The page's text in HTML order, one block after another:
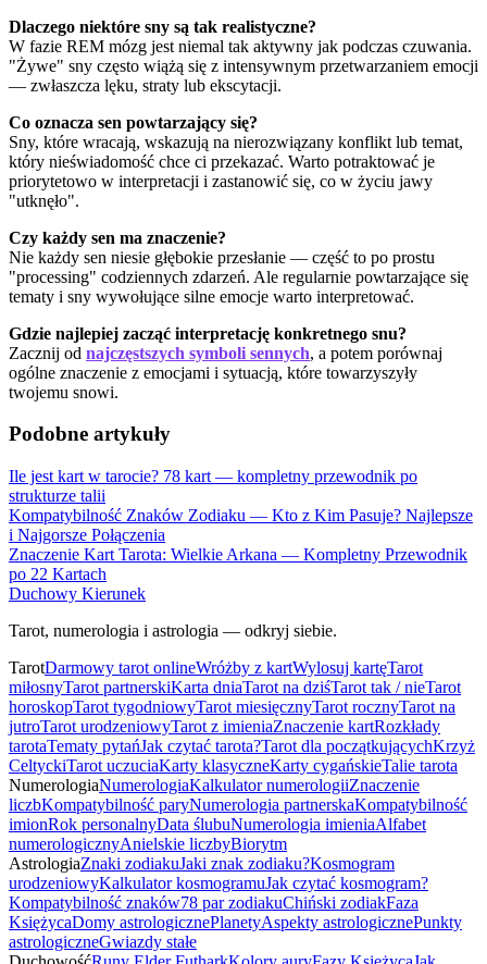
Dlaczego niektóre sny są tak realistyczne?
W fazie REM mózg jest niemal tak aktywny jak podczas czuwania.
"Żywe" sny często wiążą się z intensywnym przetwarzaniem emocji
— zwłaszcza lęku, straty lub ekscytacji.
Co oznacza sen powtarzający się?
Sny, które wracają, wskazują na nierozwiązany konflikt lub temat,
który nieświadomość chce ci przekazać. Warto potraktować je
priorytetowo w interpretacji i zastanowić się, co w życiu jawy
"utknęło".
Czy każdy sen ma znaczenie?
Nie każdy sen niesie głębokie przesłanie — część to po prostu
"processing" codziennych zdarzeń. Ale regularnie powtarzające się
tematy i sny wywołujące silne emocje warto interpretować.
Gdzie najlepiej zacząć interpretację konkretnego snu?
Zacznij od najczęstszych symboli sennych, a potem porównaj
ogólne znaczenie z emocjami i sytuacją, które towarzyszyły
twojemu snowi.
Podobne artykuły
Ile jest kart w tarocie? 78 kart — kompletny przewodnik po
strukturze talii
Kompatybilność Znaków Zodiaku — Kto z Kim Pasuje? Najlepsze
i Najgorsze Połączenia
Znaczenie Kart Tarota: Wielkie Arkana — Kompletny Przewodnik
po 22 Kartach
Duchowy Kierunek
Tarot, numerologia i astrologia — odkryj siebie.
TarotDarmowy tarot onlineWróżby z kartWylosuj kartęTarot
miłosnyTarot partnerskiKarta dniaTarot na dziśTarot tak / nieTarot
horoskopTarot tygodniowyTarot miesięcznyTarot rocznyTarot na
jutroTarot urodzeniowyTarot z imieniaZnaczenie kartRozkłady
tarotaTematy pytańJak czytać tarota?Tarot dla początkującychKrzyż
CeltyckiTarot uczuciaKarty klasyczneKarty cygańskieTalie tarota
NumerologiaNumerologiaKalkulator numerologiiZnaczenie
liczbKompatybilność paryNumerologia partnerskaKompatybilność
imionRok personalnyData ślubuNumerologia imieniaAlfabet
numerologicznyAnielskie liczbyBiorytm
AstrologiaZnaki zodiakuJaki znak zodiaku?Kosmogram
urodzeniowyKalkulator kosmogramuJak czytać kosmogram?
Kompatybilność znaków78 par zodiakuChiński zodiakFaza
KsiężycaDomy astrologicznePlanetyAspekty astrologicznePunkty
astrologiczneGwiazdy stałe